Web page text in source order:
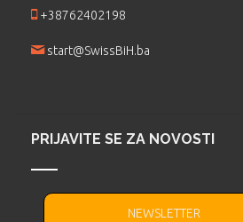
+38762402198
start@SwissBiH.ba
PRIJAVITE SE ZA NOVOSTI
NEWSLETTER